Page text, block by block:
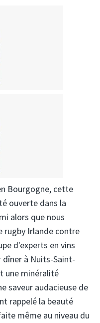
Bourgogne, cette
ouverte dans la
alors que nous
rugby Irlande contre
d'experts en vins
à Nuits-Saint-
une minéralité
saveur audacieuse de
rappelé la beauté
même au niveau du